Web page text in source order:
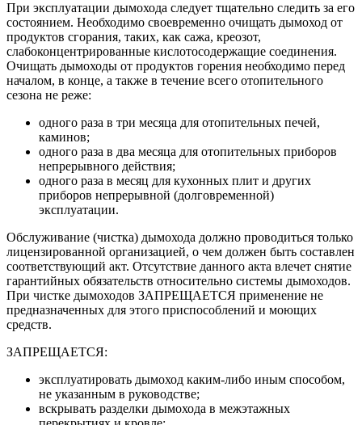
При эксплуатации дымохода следует тщательно следить за его
состоянием. Необходимо своевременно очищать дымоход от
продуктов сгорания, таких, как сажа, креозот,
слабоконцентрированные кислотосодержащие соединения.
Очищать дымоходы от продуктов горения необходимо перед
началом, в конце, а также в течение всего отопительного
сезона не реже:
одного раза в три месяца для отопительных печей,
каминов;
одного раза в два месяца для отопительных приборов
непрерывного действия;
одного раза в месяц для кухонных плит и других
приборов непрерывной (долговременной)
эксплуатации.
Обслуживание (чистка) дымохода должно проводиться только
лицензированной организацией, о чем должен быть составлен
соответствующий акт. Отсутствие данного акта влечет снятие
гарантийных обязательств относительно системы дымоходов.
При чистке дымоходов ЗАПРЕЩАЕТСЯ применение не
предназначенных для этого приспособлений и моющих
средств.
ЗАПРЕЩАЕТСЯ:
эксплуатировать дымоход каким-либо иным способом,
не указанным в руководстве;
вскрывать разделки дымохода в межэтажных